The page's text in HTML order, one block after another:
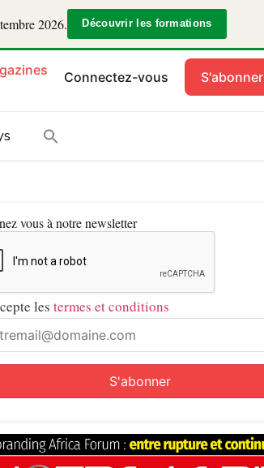
2026. Découvrir les formations
Connectez-vous S'abonner
vous à notre newsletter
les termes et conditions